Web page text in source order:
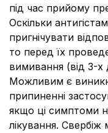
під час прийому
Оскільки
пригнічувати
то перед їх
вимивання (від 3-х
Можливим є
припиненні
якщо ці симптоми
лікування.